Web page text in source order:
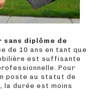
sans diplôme de
de 10 ans en tant que
est suffisante
Pour
poste au statut de
la durée est moins